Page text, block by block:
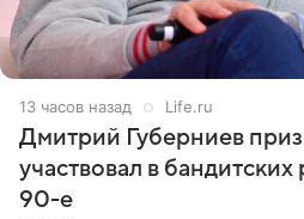
13 часов назад Life.ru
Дмитрий Губерниев
участвовал в
90-е